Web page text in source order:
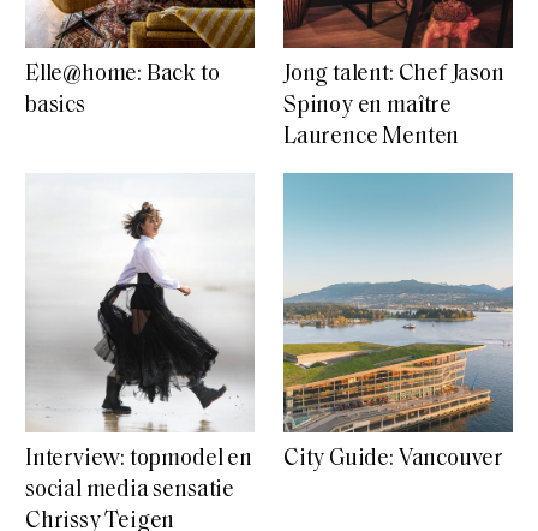
Elle@home: Back to
basics
Jong talent: Chef Jason
Spinoy en maître
Laurence Menten
Interview: topmodel en
social media sensatie
Chrissy Teigen
City Guide: Vancouver